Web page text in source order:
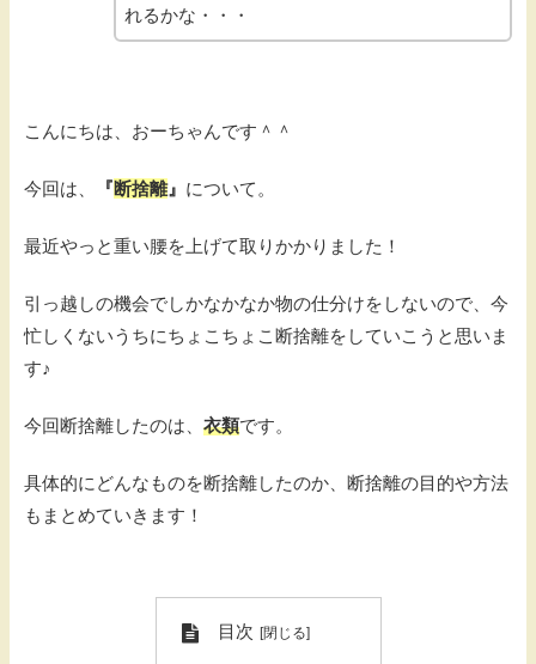
れるかな・・・
こんにちは、おーちゃんです＾＾
今回は、 『断捨離』 について。
最近やっと重い腰を上げて取りかかりました！
引っ越しの機会でしかなかなか物の仕分けをしないので、今
忙しくないうちにちょこちょこ断捨離をしていこうと思いま
す♪
今回断捨離したのは、 衣類です。
具体的にどんなものを断捨離したのか、断捨離の目的や方法
もまとめていきます！
目次